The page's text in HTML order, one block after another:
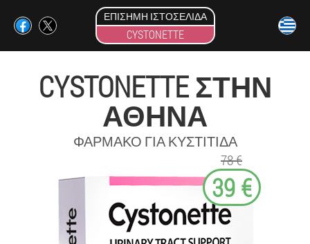
ΕΠΊΣΗΜΗ ΙΣΤΟΣΕΛΊΔΑ
CYSTONETTE
CYSTONETTE ΣΤΗΝ
ΑΘΉΝΑ
ΦΆΡΜΑΚΟ ΓΙΑ ΚΥΣΤΊΤΙΔΑ
78 €
39 €